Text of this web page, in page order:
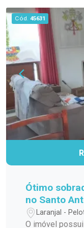
Portugal.
Cód. 45631
Ótimo
no Santo
Laranjal -
O imóvel